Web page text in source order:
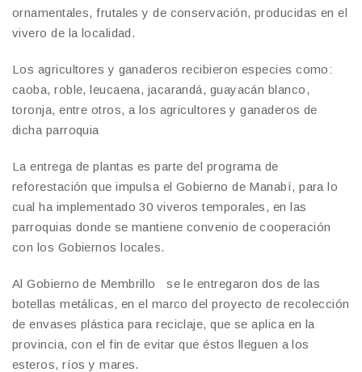
ornamentales, frutales y de conservación, producidas en el
vivero de la localidad.
Los agricultores y ganaderos recibieron especies como:
caoba, roble, leucaena, jacarandá, guayacán blanco,
toronja, entre otros, a los agricultores y ganaderos de
dicha parroquia
La entrega de plantas es parte del programa de
reforestación que impulsa el Gobierno de Manabí, para lo
cual ha implementado 30 viveros temporales, en las
parroquias donde se mantiene convenio de cooperación
con los Gobiernos locales.
Al Gobierno de Membrillo se le entregaron dos de las
botellas metálicas, en el marco del proyecto de recolección
de envases plástica para reciclaje, que se aplica en la
provincia, con el fin de evitar que éstos lleguen a los
esteros, ríos y mares.